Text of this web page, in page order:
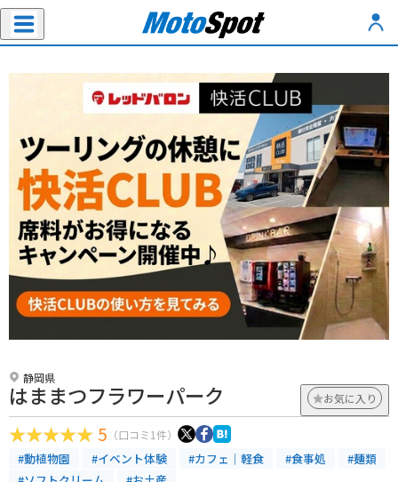
静岡県
はままつフラワーパーク お気に入り
5 （口コミ1件）
#動植物園 #イベント体験 #カフェ｜軽食 #食事処
#麺類